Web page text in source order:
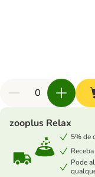
zooplus Relax
5% de
Pode